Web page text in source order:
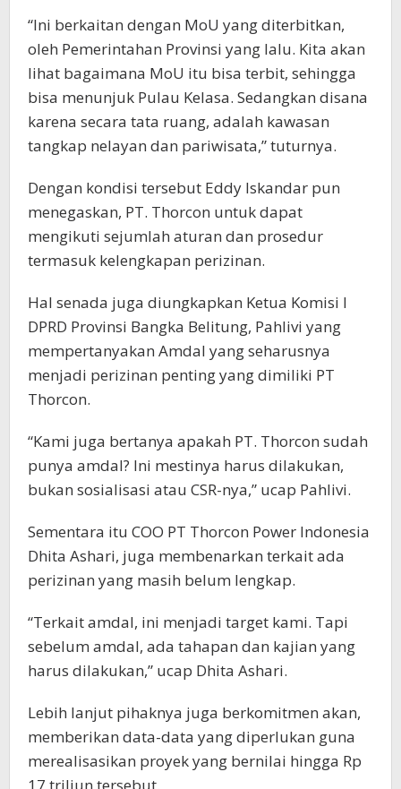
“Ini berkaitan dengan MoU yang diterbitkan,
oleh Pemerintahan Provinsi yang lalu. Kita akan
lihat bagaimana MoU itu bisa terbit, sehingga
bisa menunjuk Pulau Kelasa. Sedangkan disana
karena secara tata ruang, adalah kawasan
tangkap nelayan dan pariwisata,” tuturnya.
Dengan kondisi tersebut Eddy Iskandar pun
menegaskan, PT. Thorcon untuk dapat
mengikuti sejumlah aturan dan prosedur
termasuk kelengkapan perizinan.
Hal senada juga diungkapkan Ketua Komisi I
DPRD Provinsi Bangka Belitung, Pahlivi yang
mempertanyakan Amdal yang seharusnya
menjadi perizinan penting yang dimiliki PT
Thorcon.
“Kami juga bertanya apakah PT. Thorcon sudah
punya amdal? Ini mestinya harus dilakukan,
bukan sosialisasi atau CSR-nya,” ucap Pahlivi.
Sementara itu COO PT Thorcon Power Indonesia
Dhita Ashari, juga membenarkan terkait ada
perizinan yang masih belum lengkap.
“Terkait amdal, ini menjadi target kami. Tapi
sebelum amdal, ada tahapan dan kajian yang
harus dilakukan,” ucap Dhita Ashari.
Lebih lanjut pihaknya juga berkomitmen akan,
memberikan data-data yang diperlukan guna
merealisasikan proyek yang bernilai hingga Rp